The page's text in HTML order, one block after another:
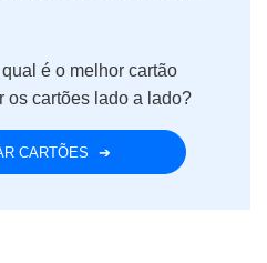
é o melhor cartão
os cartões lado a lado?
CARTÕES